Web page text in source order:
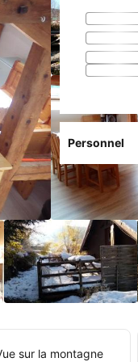
Personnel
sur la montagne